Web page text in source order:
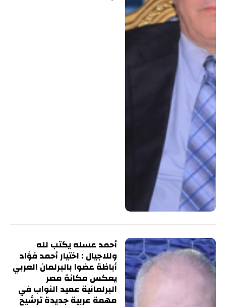
أحمد عسله يكتب لله
وللاجيال : اختيار أحمد فؤاد
أباظة عضوا بالبرلمان العربي
يعكس مكانة مصر
البرلمانية عميد النواب في
مهمة عربية جديدة ترشيح